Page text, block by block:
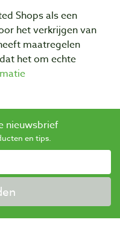
Shops als een
het verkrijgen van
maatregelen
het om echte
nieuwsbrief
en tips.